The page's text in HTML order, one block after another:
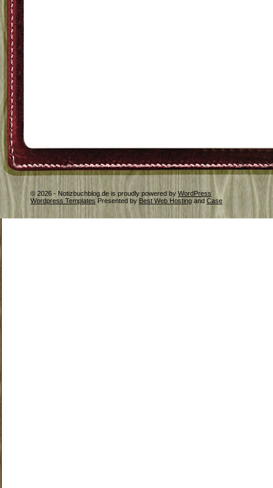
© 2026 - Notizbuchblog.de is proudly powered by WordPress
Wordpress Templates Presented by Best Web Hosting and Case